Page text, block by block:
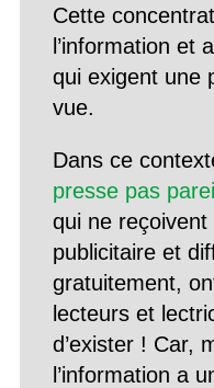
Cette
l’information et
qui exigent une
vue.
Dans ce
presse pas
qui ne
publicitaire et
gratuitement,
lecteurs et
d’exister ! Car,
l’information a